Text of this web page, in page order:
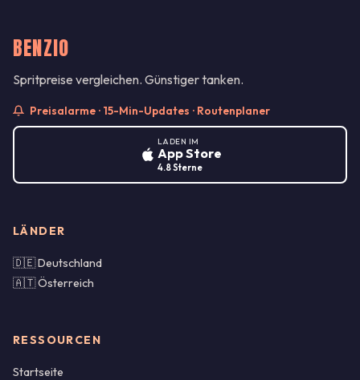
BENZIO
Spritpreise vergleichen. Günstiger tanken.
Preisalarme · 15-Min-Updates · Routenplaner
LADEN IM
App Store
4.8 Sterne
LÄNDER
🇩🇪 Deutschland
🇦🇹 Österreich
RESSOURCEN
Startseite